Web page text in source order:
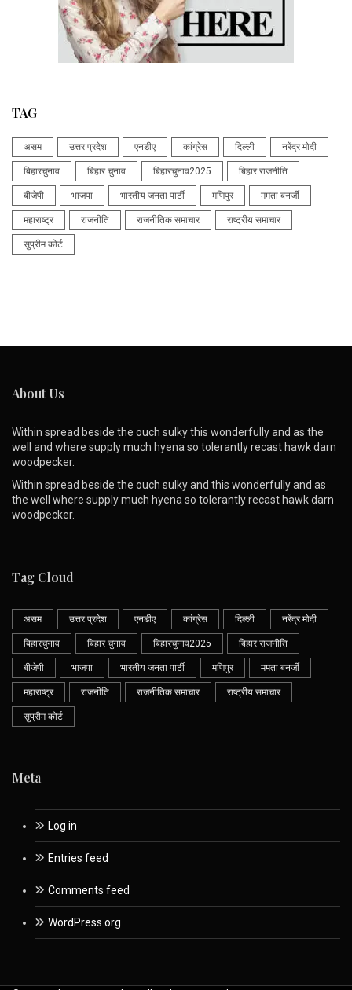
TAG
असम उत्तर प्रदेश एनडीए कांग्रेस दिल्ली नरेंद्र मोदी
बिहारचुनाव बिहार चुनाव बिहारचुनाव2025 बिहार राजनीति
बीजेपी भाजपा भारतीय जनता पार्टी मणिपुर ममता बनर्जी
महाराष्ट्र राजनीति राजनीतिक समाचार राष्ट्रीय समाचार
सुप्रीम कोर्ट
About Us
Within spread beside the ouch sulky this wonderfully and as the
well and where supply much hyena so tolerantly recast hawk darn
woodpecker.
Within spread beside the ouch sulky and this wonderfully and as
the well where supply much hyena so tolerantly recast hawk darn
woodpecker.
Tag Cloud
असम उत्तर प्रदेश एनडीए कांग्रेस दिल्ली नरेंद्र मोदी
बिहारचुनाव बिहार चुनाव बिहारचुनाव2025 बिहार राजनीति
बीजेपी भाजपा भारतीय जनता पार्टी मणिपुर ममता बनर्जी
महाराष्ट्र राजनीति राजनीतिक समाचार राष्ट्रीय समाचार
सुप्रीम कोर्ट
Meta
Log in
Entries feed
Comments feed
WordPress.org